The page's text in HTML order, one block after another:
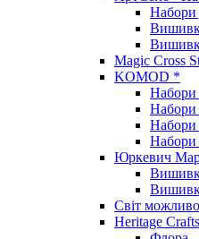
Набори
Magic Cross
KOMOD *
Набори
Набори
Набори
Набори
Юркевич
Світ
Heritage Crafts